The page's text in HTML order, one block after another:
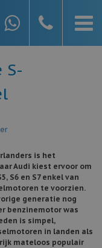
S-
is het
Audi kiest ervoor om
S6 en S7 enkel van
te voorzien.
generatie nog
benzinemotor was
is simpel,
in landen als
mateloos populair